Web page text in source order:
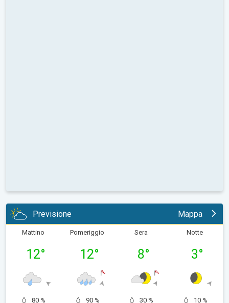
Previsione Mappa
Mattino
12°
80 %
Pomeriggio
12°
90 %
Sera
8°
30 %
Notte
3°
10 %